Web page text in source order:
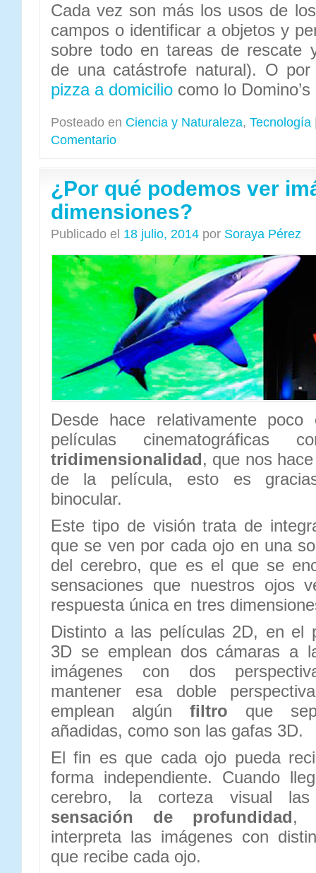
Cada vez son más los usos de
campos o identificar a objetos y
sobre todo en tareas de rescate
de una catástrofe natural). O
pizza a domicilio como lo
Posteado en Ciencia y Naturaleza, Tecnología
Comentario
¿Por qué podemos ver
dimensiones?
Publicado el 18 julio, 2014 por Soraya Pérez
Desde hace relativamente poco
películas cinematográficas
tridimensionalidad, que nos
de la película, esto es
binocular.
Este tipo de visión trata de
que se ven por cada ojo en una
del cerebro, que es el que se
sensaciones que nuestros ojos
respuesta única en tres
Distinto a las películas 2D, en el
3D se emplean dos cámaras a
imágenes con dos
mantener esa doble
emplean algún filtro que
añadidas, como son las gafas 3D.
El fin es que cada ojo pueda
forma independiente. Cuando
cerebro, la corteza visual
sensación de profundidad,
interpreta las imágenes con
que recibe cada ojo.